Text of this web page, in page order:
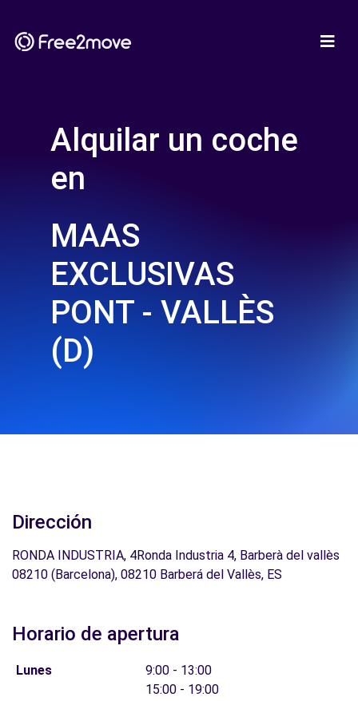
Alquilar un coche
en
MAAS
EXCLUSIVAS
PONT - VALLÈS
(D)
Dirección
RONDA INDUSTRIA, 4Ronda Industria 4, Barberà del vallès
08210 (Barcelona), 08210 Barberá del Vallès, ES
Horario de apertura
Lunes
9:00 - 13:00
15:00 - 19:00